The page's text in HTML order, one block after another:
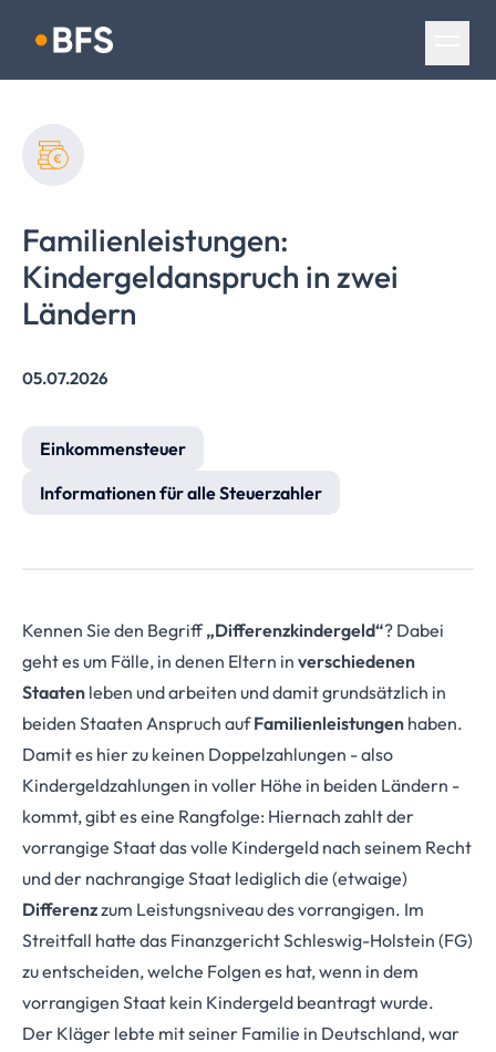
Navigation überspringen
Familienleistungen:
Kindergeldanspruch in zwei
Ländern
05.07.2026
Einkommensteuer
Informationen für alle Steuerzahler
Kennen Sie den Begriff„Differenzkindergeld“? Dabei
geht es um Fälle, in denen Eltern in verschiedenen
Staaten leben und arbeiten und damit grundsätzlich in
beiden Staaten Anspruch aufFamilienleistungen haben.
Damit es hier zu keinen Doppelzahlungen - also
Kindergeldzahlungen in voller Höhe in beiden Ländern -
kommt, gibt es eine Rangfolge: Hiernach zahlt der
vorrangige Staat das volle Kindergeld nach seinem Recht
und der nachrangige Staat lediglich die (etwaige)
Differenzzum Leistungsniveau des vorrangigen. Im
Streitfall hatte das Finanzgericht Schleswig-Holstein (FG)
zu entscheiden, welche Folgen es hat, wenn in dem
vorrangigen Staat kein Kindergeld beantragt wurde.
Der Kläger lebte mit seiner Familie in Deutschland, war